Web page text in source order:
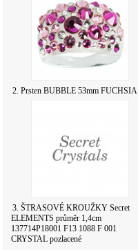
2. Prsten BUBBLE 53mm FUCHSIA
3. ŠTRASOVÉ KROUŽKY Secret
ELEMENTS průměr 1,4cm
137714P18001 F13 1088 F 001
CRYSTAL pozlacené